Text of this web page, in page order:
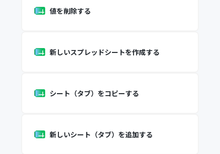
値を削除する
新しいスプレッドシートを作成する
シート（タブ）をコピーする
新しいシート（タブ）を追加する